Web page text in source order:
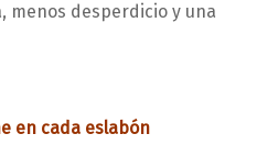
menos desperdicio y una
en cada eslabón